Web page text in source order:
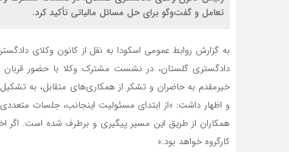
تعامل و گفت‌وگو برای حل مسائل مالیاتی تأکید کرد.
به گزارش روابط عمومی اسکودا به نقل از کانون وکلای
دادگستری گلستان، در نشست مشترک وکلا با حضور قربان
خیرمقدم به حاضران و تشکر از همکاری‌های متقابل، به تشکیل
و اظهار داشت: «از ابتدای مسئولیت اینجانب، جلسات
همکاران از طریق این مسیر پیگیری و برطرف شده است. اگر
کارگروه خواهد بود.»